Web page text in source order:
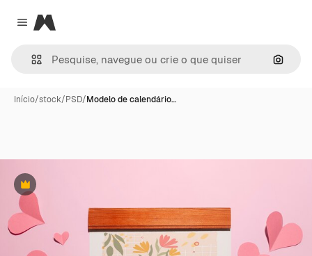
Close menu
Magnific
Início/stock/PSD/Modelo de calendário…
Premium